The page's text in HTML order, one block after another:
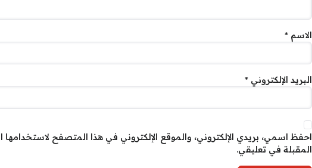
الاسم *
البريد الإلكتروني *
احفظ اسمي، بريدي الإلكتروني، والموقع الإلكتروني في هذا المتصفح لاستخدامها
المقبلة في تعليقي.